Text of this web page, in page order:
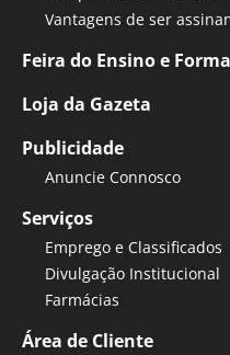
Vantagens de ser
Feira do Ensino e
Loja da Gazeta
Publicidade
Anuncie Connosco
Serviços
Emprego e Classificados
Divulgação Institucional
Farmácias
Área de Cliente